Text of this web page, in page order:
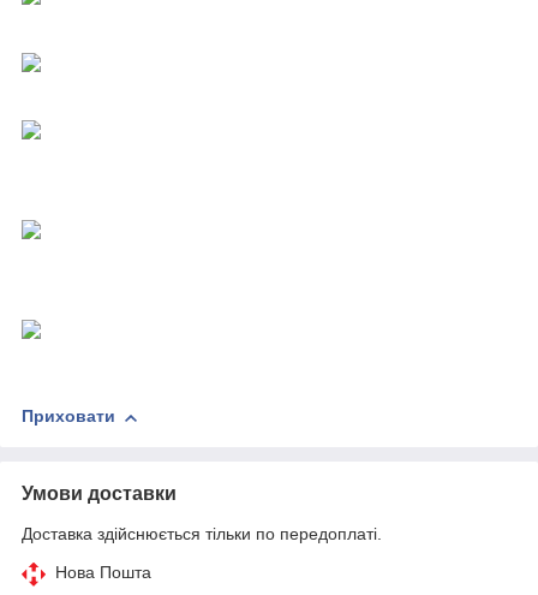
Приховати
Умови доставки
Доставка здійснюється тільки по передоплаті.
Нова Пошта